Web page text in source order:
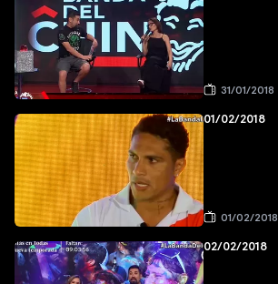
31/01/2018
01/02/2018
01/02/2018
02/02/2018